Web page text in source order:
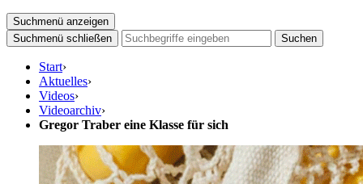
Suchmenü anzeigen
Suchmenü schließen
Suchen
Start›
Aktuelles›
Videos›
Videoarchiv›
Gregor Traber eine Klasse für sich